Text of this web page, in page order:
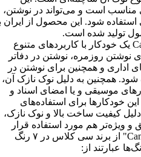
مناسب است و می‌تواند در نوشتن،
استفاده شود. این محصول از ایران
تولید شده است.
خودکار سی کلاس مدل Candid یک خودکار با کاربردهای متنوع
نوشتن روزمره، نوشتن در دفاتر
اداری و همچنین برای نوشتن در
همچنین به دلیل نوک نازک آن،
موسیقی و یا امضای اسناد و
خودکارها برای استفاده‌های
کیفیت ساخت بالا و نوک نازک،
و ویژه‌تر هم مورد استفاده قرار
بگیرند.این خودکار به نام "Candid" از برند سی کلاس در ۷ رنگ
عبارتند از: